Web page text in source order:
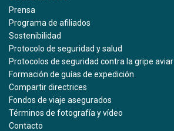
Prensa
Programa de afiliados
Sostenibilidad
Protocolo de seguridad y salud
Protocolos de seguridad contra la gripe aviar
Formación de guías de expedición
Compartir directrices
Fondos de viaje asegurados
Términos de fotografía y vídeo
Contacto